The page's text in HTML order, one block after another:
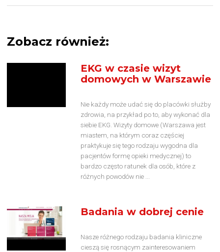
Zobacz również:
EKG w czasie wizyt
domowych w Warszawie
Nie każdy może udać się do placówki służby
zdrowia, na przykład po to, aby wykonać dla
siebie EKG. Wizyty domowe (Warszawa jest
miastem, na którym coraz częściej
praktykuje się tego rodzaju wygodna dla
pacjentów formę opieki medycznej) to
bardzo często ratunek dla osób, które z
różnych powodów nie ...
Badania w dobrej cenie
Nasze różnego rodzaju badania kliniczne
cieszą się rosnącym zainteresowaniem